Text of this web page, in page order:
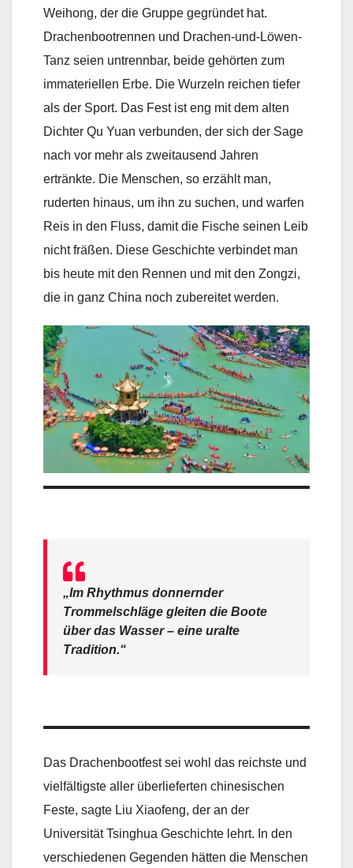
Weihong, der die Gruppe gegründet hat.
Drachenbootrennen und Drachen-und-Löwen-
Tanz seien untrennbar, beide gehörten zum
immateriellen Erbe. Die Wurzeln reichen tiefer
als der Sport. Das Fest ist eng mit dem alten
Dichter Qu Yuan verbunden, der sich der Sage
nach vor mehr als zweitausend Jahren
ertränkte. Die Menschen, so erzählt man,
ruderten hinaus, um ihn zu suchen, und warfen
Reis in den Fluss, damit die Fische seinen Leib
nicht fräßen. Diese Geschichte verbindet man
bis heute mit den Rennen und mit den Zongzi,
die in ganz China noch zubereitet werden.
„Im Rhythmus donnernder
Trommelschläge gleiten die Boote
über das Wasser – eine uralte
Tradition.“
Das Drachenbootfest sei wohl das reichste und
vielfältigste aller überlieferten chinesischen
Feste, sagte Liu Xiaofeng, der an der
Universität Tsinghua Geschichte lehrt. In den
verschiedenen Gegenden hätten die Menschen